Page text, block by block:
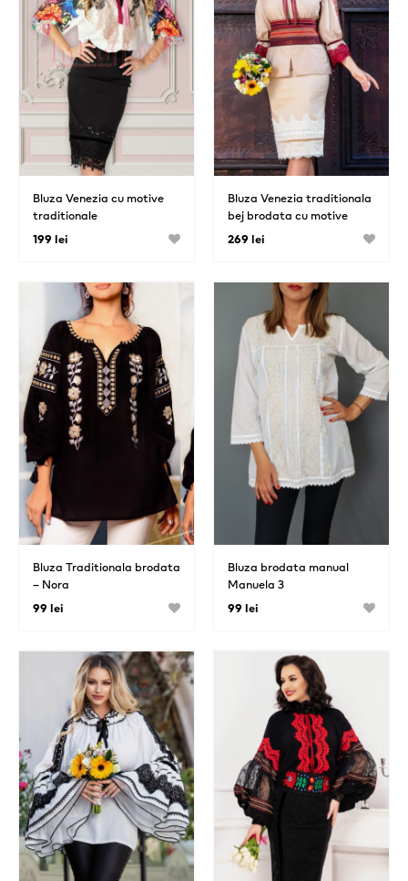
Bluza Venezia cu motive
traditionale
199 lei
Bluza Venezia traditionala
bej brodata cu motive
folclorice
269 lei
Bluza Traditionala brodata
– Nora
99 lei
Bluza brodata manual
Manuela 3
99 lei